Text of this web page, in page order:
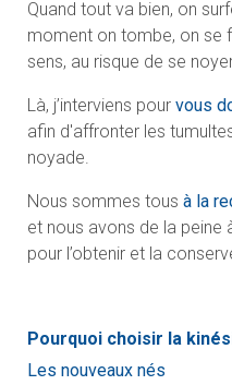
Quand tout va bien, on
moment on tombe, on se
sens, au risque de se
Là, j’interviens pour vous
afin d'affronter les
noyade.
Nous sommes tous à la
et nous avons de la peine
pour l’obtenir et la
Pourquoi choisir la
Les nouveaux nés